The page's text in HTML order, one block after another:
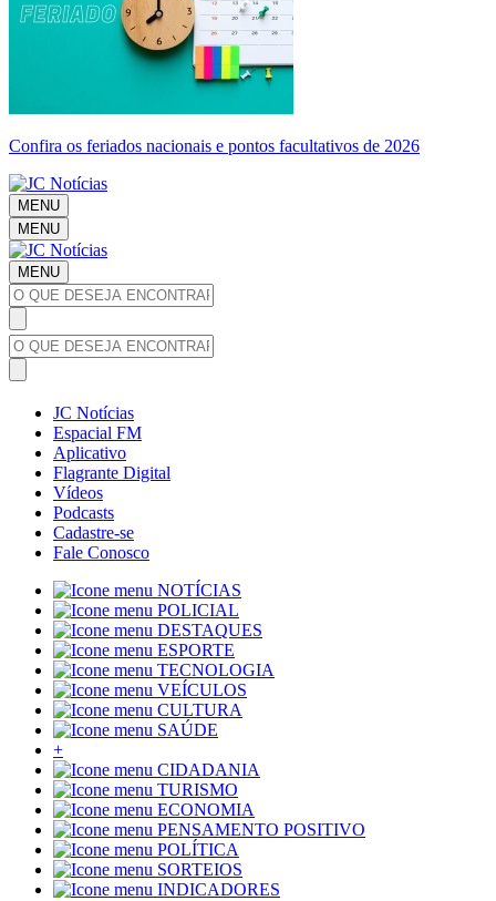
Confira os feriados nacionais e pontos facultativos de 2026
MENU
MENU
MENU
JC Notícias
Espacial FM
Aplicativo
Flagrante Digital
Vídeos
Podcasts
Cadastre-se
Fale Conosco
NOTÍCIAS
POLICIAL
DESTAQUES
ESPORTE
TECNOLOGIA
VEÍCULOS
CULTURA
SAÚDE
+
CIDADANIA
TURISMO
ECONOMIA
PENSAMENTO POSITIVO
POLÍTICA
SORTEIOS
INDICADORES